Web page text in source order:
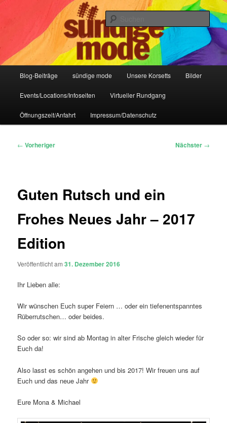
Sündige Mode Frankfurt
IHR Laden für Korsetts, Lifestyle-Mode, Club- und Dark-Wear seit 2004
Blog-Beiträge sündige mode Unsere Korsetts Bilder
Events/Locations/Infoseiten Virtueller Rundgang
Öffnungszeit/Anfahrt Impressum/Datenschutz
Beitragsnavigation
← Vorheriger Nächster →
Guten Rutsch und ein
Frohes Neues Jahr – 2017
Edition
Veröffentlicht am31. Dezember 2016
Ihr Lieben alle:
Wir wünschen Euch super Feiern … oder ein tiefenentspanntes
Rüberrutschen… oder beides.
So oder so: wir sind ab Montag in alter Frische gleich wieder für
Euch da!
Also lasst es schön angehen und bis 2017! Wir freuen uns auf
Euch und das neue Jahr
Eure Mona & Michael